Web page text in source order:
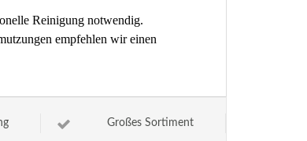
Reinigung notwendig.
empfehlen wir einen
Großes Sortiment